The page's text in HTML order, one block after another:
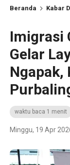
Beranda Kabar
Imigrasi
Gelar
Ngapak,
waktu baca 1 menit
Minggu, 19 Apr